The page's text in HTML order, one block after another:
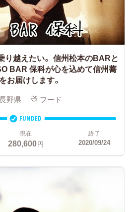
越えたい。 信州松本のBARと
BAR 保科が心を込めて信州蕎
お届けします。
野県 フード
FUNDED
現在
280,600円
終了
2020/09/24